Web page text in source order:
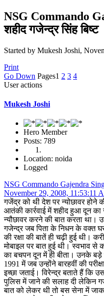
NSG Commando
शहीद गजेन्द्र सिंह बिष्ट
Started by Mukesh Joshi,
Print
Go Down Pages1 2 3 4
User actions
Mukesh Joshi
Hero Member
Posts: 789
Location: noida
Logged
NSG Commando Gajendra
November 29, 2008, 11:53:11
गजेंद्र को थी देश पर न्योछावर होने
आतंकी कार्रवाई में शहीद हुआ दून
न्यौछावर करने की बात करता था।
गजेन्द्र जब पिता के निधन के वक्त
की रक्षा की बातें ही चढ़ी हुई थी।
मोबाइल पर बात हुई थी। स्वभाव
का बचपन दून में ही बीता। उनके बड़े
1991 में जब उन्होंने बारहवीं की
इच्छा जताई। विरेन्द्र बताते हैं कि
पुलिस में जाने की सलाह दी लेकिन
बात को लेकर थी तो बस सेना में